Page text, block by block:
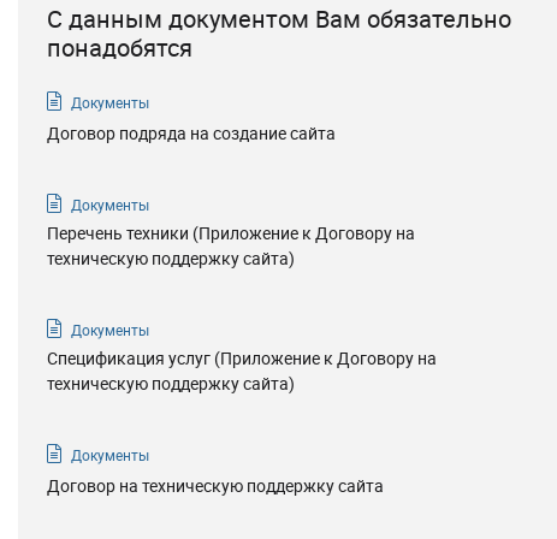
С данным документом Вам обязательно
понадобятся
Документы
Договор подряда на создание сайта
Документы
Перечень техники (Приложение к Договору на
техническую поддержку сайта)
Документы
Спецификация услуг (Приложение к Договору на
техническую поддержку сайта)
Документы
Договор на техническую поддержку сайта